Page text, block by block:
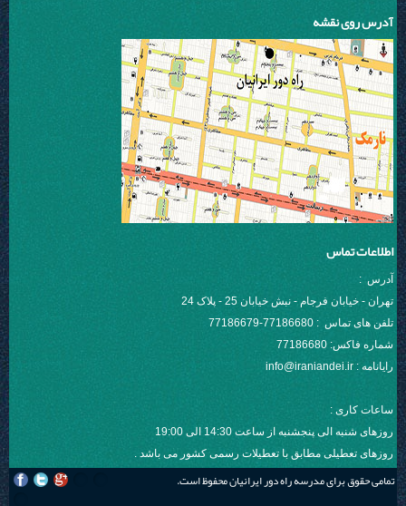
آدرس روی نقشه
اطلاعات تماس
آدرس :
تهران - خیابان فرجام - نبش خیابان 25 - پلاک 24
تلفن های تماس : 77186680-77186679
شماره فاكس:77186680
رایانامه : info@iraniandei.ir
ساعات کاری :
روزهای شنبه الی پنجشنبه از ساعت 14:30 الی 19:00
روزهای تعطیلی مطابق با تعطیلات رسمی کشور می باشد .
تمامی حقوق برای مدرسه راه دور ایرانیان محفوظ است.